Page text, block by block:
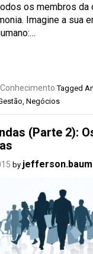
os membros da
Imagine a sua
Conhecimento Tagged
,Negócios
(Parte 2):
by